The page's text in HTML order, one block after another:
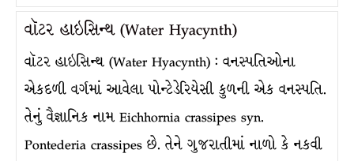
વૉટર હાઇસિન્થ (Water Hyacynth)
વૉટર હાઇસિન્થ (Water Hyacynth) : વનસ્પતિઓના
એકદળી વર્ગમાં આવેલા પોન્ટેડેરિયેસી કુળની એક વનસ્પતિ.
તેનું વૈજ્ઞાનિક નામ Eichhornia crassipes syn.
Pontederia crassipes છે. તેને ગુજરાતીમાં નાળો કે નકવી